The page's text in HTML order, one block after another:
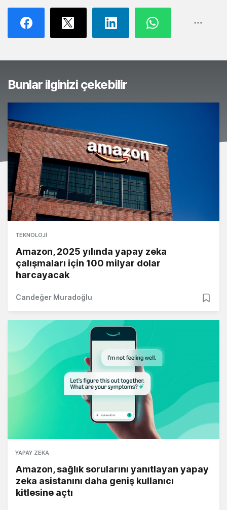
Bunlar ilginizi çekebilir
TEKNOLOJI
Amazon, 2025 yılında yapay zeka
çalışmaları için 100 milyar dolar
harcayacak
Candeğer Muradoğlu
YAPAY ZEKA
Amazon, sağlık sorularını yanıtlayan yapay
zeka asistanını daha geniş kullanıcı
kitlesine açtı